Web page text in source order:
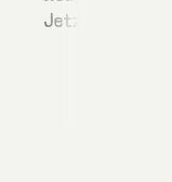
Jetzt alle